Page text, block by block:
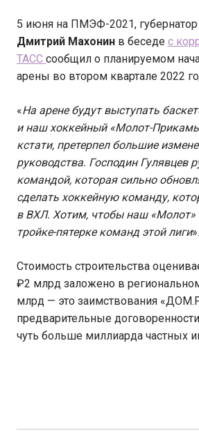
5 июня на ПМЭФ-2021,
Дмитрий Махонин в беседе с
ТАСС сообщил о планируемом
арены во втором квартале 2022
«На арене будут выступать
и наш хоккейный «Молот-
кстати, претерпел большие
руководства. Господин Гулявцев
командой, которая сильно
сделать хоккейную команду,
в ВХЛ. Хотим, чтобы наш «Молот»
тройке-пятерке команд этой лиги».
Стоимость строительства
₽2 млрд заложено в
млрд — это заимствования
предварительные
чуть больше миллиарда частных